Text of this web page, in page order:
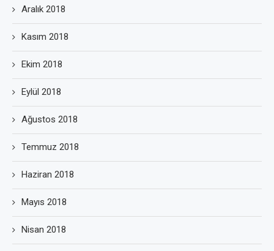
Aralık 2018
Kasım 2018
Ekim 2018
Eylül 2018
Ağustos 2018
Temmuz 2018
Haziran 2018
Mayıs 2018
Nisan 2018